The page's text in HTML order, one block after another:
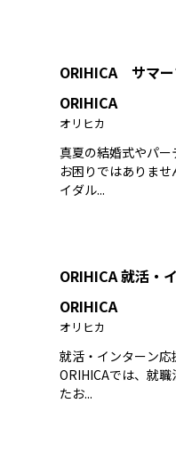
ORIHICA サマ
ORIHICA
オリヒカ
真夏の結婚式やパ
お困りではありま
イダル...
ORIHICA 就活・
ORIHICA
オリヒカ
就活・インターン応
ORIHICAでは、就
たお...